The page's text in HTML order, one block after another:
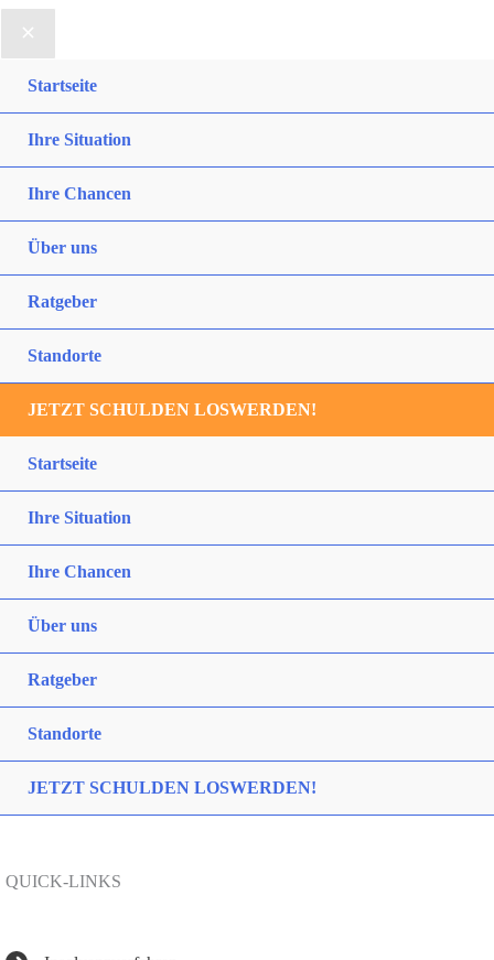
Startseite
Ihre Situation
Ihre Chancen
Über uns
Ratgeber
Standorte
JETZT SCHULDEN LOSWERDEN!
Startseite
Ihre Situation
Ihre Chancen
Über uns
Ratgeber
Standorte
JETZT SCHULDEN LOSWERDEN!
QUICK-LINKS